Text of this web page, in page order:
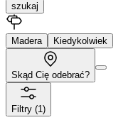
szukaj
Madera Kiedykolwiek
Skąd Cię odebrać?
Filtry (1)